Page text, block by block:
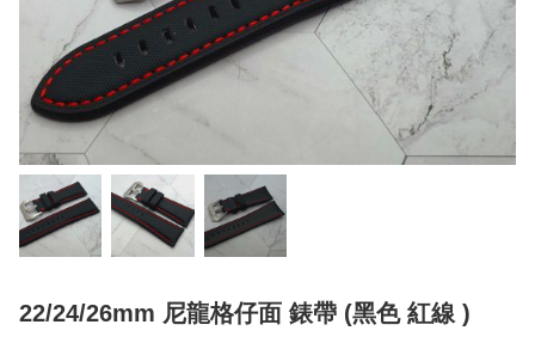
22/24/26mm 尼龍格仔面 錶帶 (黑色 紅線 )